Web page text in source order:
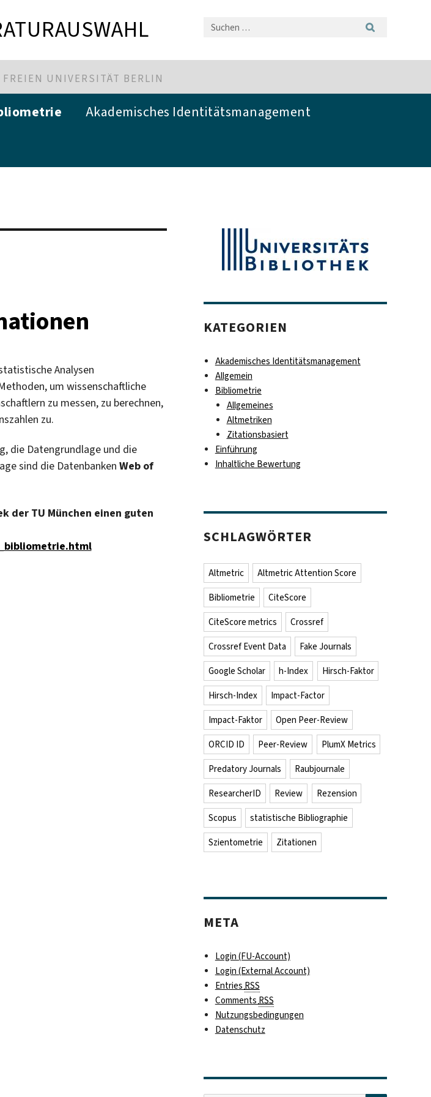
UNIVERSITÄT BERLIN
Akademisches Identitätsmanagement
Analysen
um wissenschaftliche
zu messen, zu berechnen,
zu.
die Datengrundlage und die
sind die Datenbanken Web of
der TU München einen guten
KATEGORIEN
Akademisches Identitätsmanagement
Allgemein
Bibliometrie
Allgemeines
Altmetriken
Zitationsbasiert
Einführung
Inhaltliche Bewertung
SCHLAGWÖRTER
Altmetric Altmetric Attention Score
Bibliometrie CiteScore
CiteScore metrics Crossref
Crossref Event Data Fake Journals
Google Scholar h-Index Hirsch-Faktor
Hirsch-Index Impact-Factor
Impact-Faktor Open Peer-Review
ORCID ID Peer-Review PlumX Metrics
Predatory Journals Raubjournale
ResearcherID Review Rezension
Scopus statistische Bibliographie
Szientometrie Zitationen
META
Login (FU-Account)
Login (External Account)
EntriesRSS
CommentsRSS
Nutzungsbedingungen
Datenschutz